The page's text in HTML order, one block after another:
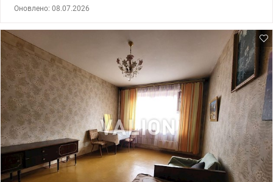
56000 у.о. моб. 0664863383 Тетяна valion.ua/1153133
Оновлено: 08.07.2026